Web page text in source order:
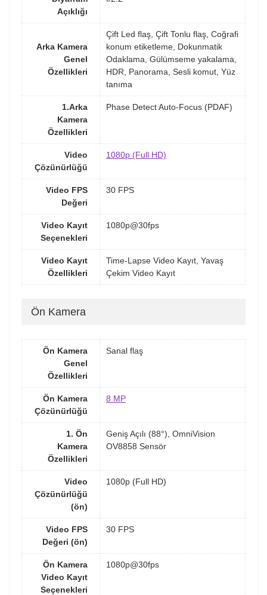
Açıklığı
Arka Kamera
Genel
Özellikleri
Çift Led flaş, Çift Tonlu flaş, Coğrafi
konum etiketleme, Dokunmatik
Odaklama, Gülümseme yakalama,
HDR, Panorama, Sesli komut, Yüz
tanıma
1.Arka
Kamera
Özellikleri
Phase Detect Auto-Focus (PDAF)
Video
Çözünürlüğü
1080p (Full HD)
Video FPS
Değeri
30 FPS
Video Kayıt
Seçenekleri
1080p@30fps
Video Kayıt
Özellikleri
Time-Lapse Video Kayıt, Yavaş
Çekim Video Kayıt
Ön Kamera
Ön Kamera
Genel
Özellikleri
Sanal flaş
Ön Kamera
Çözünürlüğü
8 MP
1. Ön
Kamera
Özellikleri
Geniş Açılı (88°), OmniVision
OV8858 Sensör
Video
Çözünürlüğü
(ön)
1080p (Full HD)
Video FPS
Değeri (ön)
30 FPS
Ön Kamera
Video Kayıt
Seçenekleri
1080p@30fps